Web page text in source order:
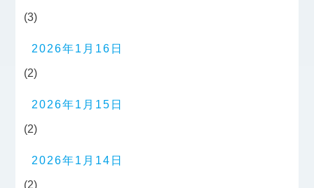
(3)
2026年1月16日
(2)
2026年1月15日
(2)
2026年1月14日
(2)